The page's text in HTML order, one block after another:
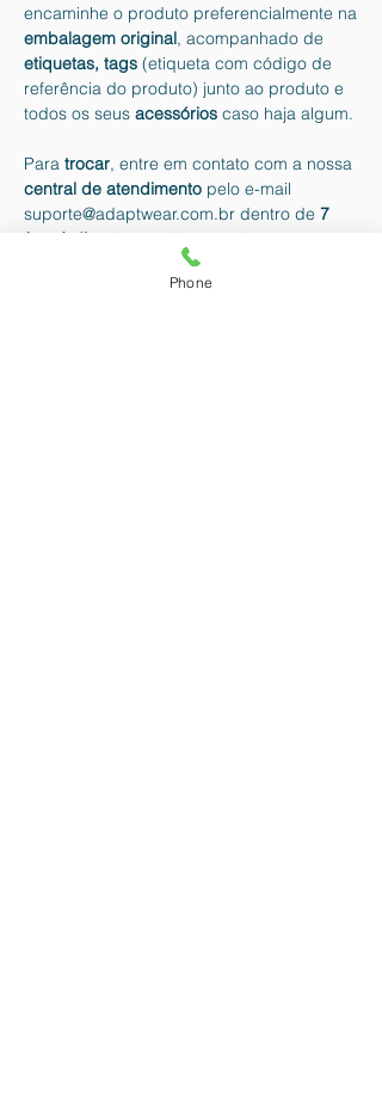
encaminhe o produto preferencialmente na
embalagem original, acompanhado de
etiquetas, tags (etiqueta com código de
referência do produto) junto ao produto e
todos os seus acessórios caso haja algum.
Para trocar, entre em contato com a nossa
central de atendimento pelo e-mail
suporte@adaptwear.com.br dentro de 7
(sete) dias
do recebimento do pacote e
informe o motivo da troca. Nossa equipe
terá o prazo de até2 dias úteis
Phone